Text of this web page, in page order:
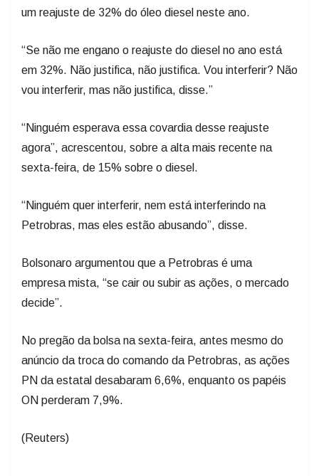
um reajuste de 32% do óleo diesel neste ano.
“Se não me engano o reajuste do diesel no ano está
em 32%. Não justifica, não justifica. Vou interferir? Não
vou interferir, mas não justifica, disse.”
“Ninguém esperava essa covardia desse reajuste
agora”, acrescentou, sobre a alta mais recente na
sexta-feira, de 15% sobre o diesel.
“Ninguém quer interferir, nem está interferindo na
Petrobras, mas eles estão abusando”, disse.
Bolsonaro argumentou que a Petrobras é uma
empresa mista, “se cair ou subir as ações, o mercado
decide”.
No pregão da bolsa na sexta-feira, antes mesmo do
anúncio da troca do comando da Petrobras, as ações
PN da estatal desabaram 6,6%, enquanto os papéis
ON perderam 7,9%.
(Reuters)